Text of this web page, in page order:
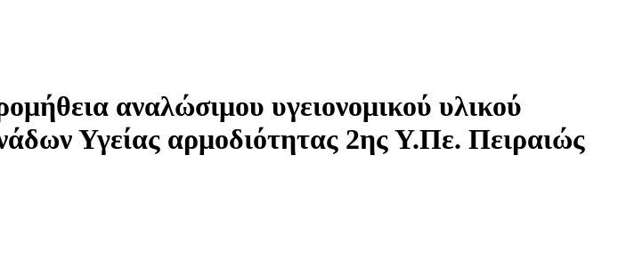
αναλώσιμου υγειονομικού υλικού
Υγείας αρμοδιότητας 2ης Υ.Πε. Πειραιώς